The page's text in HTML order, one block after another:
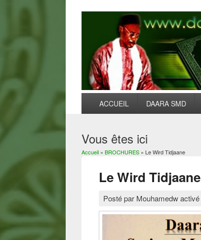
ACCUEIL DAARA SMD
Vous êtes ici
Accueil »BROCHURES » Le Wird Tidjaane
Le Wird Tidjaane
Posté par Mouhamedwactivé